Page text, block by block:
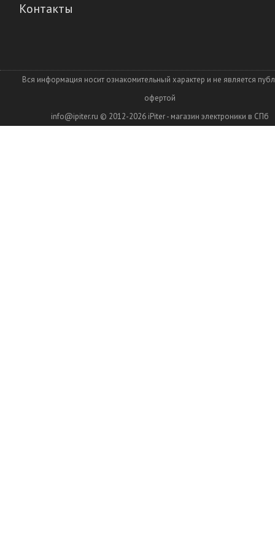
Контакты
Вся информация носит ознакомительный характер и не является
офертой
info@ipiter.ru © 2012-2026 iPiter - магазин электроники в СПб